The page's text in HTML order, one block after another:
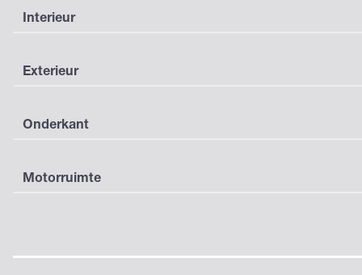
Interieur
Exterieur
Onderkant
Motorruimte